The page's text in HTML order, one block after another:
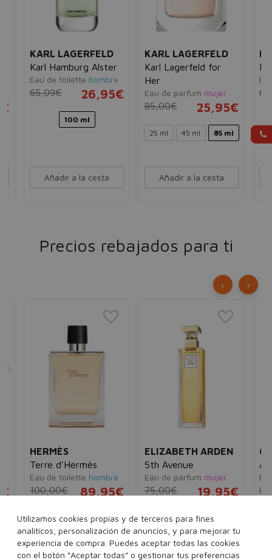
KARL LAGERFELD
Karl Hamburg Alster
Eau de toilette hombre
65,09€ 26,95€
100 ml
Añadir a la cesta
KARL LAGERFELD
Karl Lagerfeld for
Her
Eau de parfum mujer
85,00€ 25,95€
25 ml 45 ml 85 ml
Añadir a la cesta
Precios rebajados para ti
HERMÈS
Terre d'Hermès
Eau de toilette hombre
100,00€ 89,95€
50 ml 100 ml
125 ml 200 ml
Ver 7 sets
ELIZABETH ARDEN
5th Avenue
Eau de parfum mujer
75,00€ 19,95€
30 ml 75 ml 125 ml
Ver 1 set
‹ ›
Utilizamos cookies propias y de terceros para fines
analíticos, personalización de anuncios, y para mejorar tu
experiencia de compra. Puedes aceptar todas las cookies
con el botón “Aceptar todas” o gestionar tus preferencias